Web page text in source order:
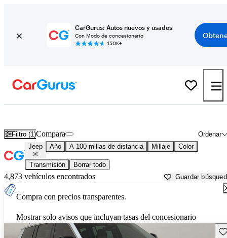
CarGurus: Autos nuevos y usados
Con Modo de concesionario
150K+
Filtro (1) Ordenar
Compara
Jeep Año A 100 millas de distancia Millaje Color
Transmisión Borrar todo
4,873 vehículos encontrados Guardar
Compra con precios transparentes.
Mostrar solo avisos que incluyan tasas del concesionario